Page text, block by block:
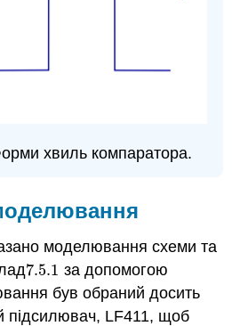
хвиль компаратора.
моделювання схеми та
7.5.1
7.5.1 за допомогою
був обраний досить
підсилювач, LF411, щоб